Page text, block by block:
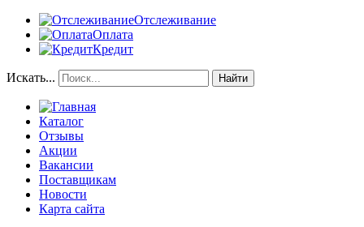
Отслеживание
Оплата
Кредит
Искать... Найти
Каталог
Отзывы
Акции
Вакансии
Поставщикам
Новости
Карта сайта